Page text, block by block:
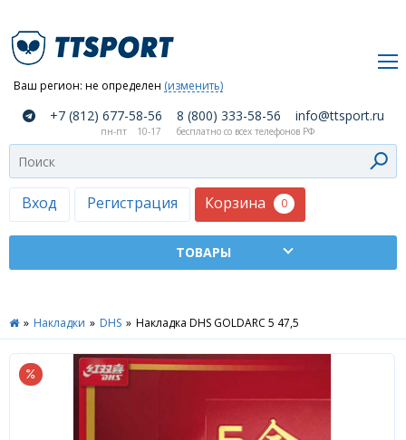
Ваш регион: не определен (изменить)
Вход Регистрация Корзина 0
компании
Как
сделать
заказ
Оплата
доставка
Москва
Дилеры
+7 (812) 677-58-56 8 (800) 333-58-56 info@ttsport.ru
пн-пт 10-17 бесплатно со всех телефонов РФ
» Накладки » DHS » Накладка DHS GOLDARC 5 47,5